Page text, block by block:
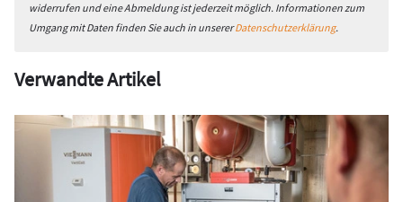
widerrufen und eine Abmeldung ist jederzeit möglich. Informationen zum
Umgang mit Daten finden Sie auch in unsererDatenschutzerklärung.
Verwandte Artikel